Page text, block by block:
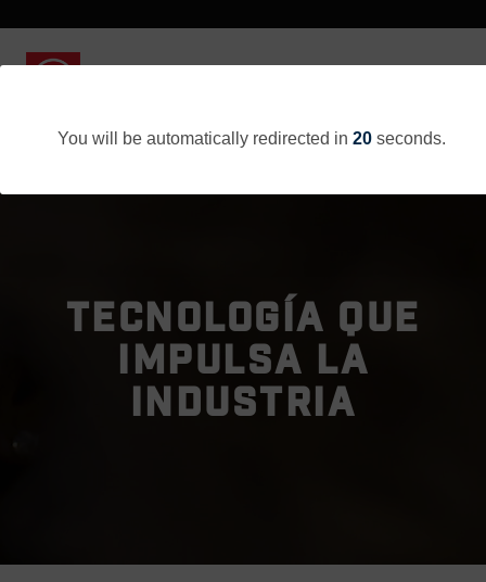
You will be automatically redirected in 20seconds.
TECNOLOGÍA QUE
IMPULSA LA
INDUSTRIA